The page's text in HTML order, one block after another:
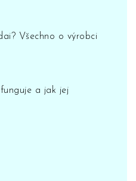
Všechno o výrobci
a jak jej